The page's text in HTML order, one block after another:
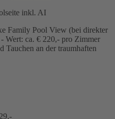
inkl. AI
Family Pool View (bei direkter
Wert: ca. € 220,- pro Zimmer
Tauchen an der traumhaften